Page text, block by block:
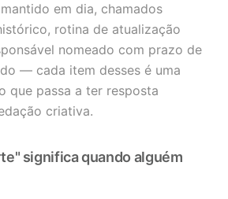
em dia, chamados
rotina de atualização
nomeado com prazo de
— cada item desses é uma
que passa a ter resposta
criativa.
significa quando alguém